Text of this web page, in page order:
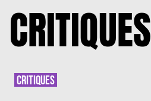
CRITIQUES
CRITIQUES